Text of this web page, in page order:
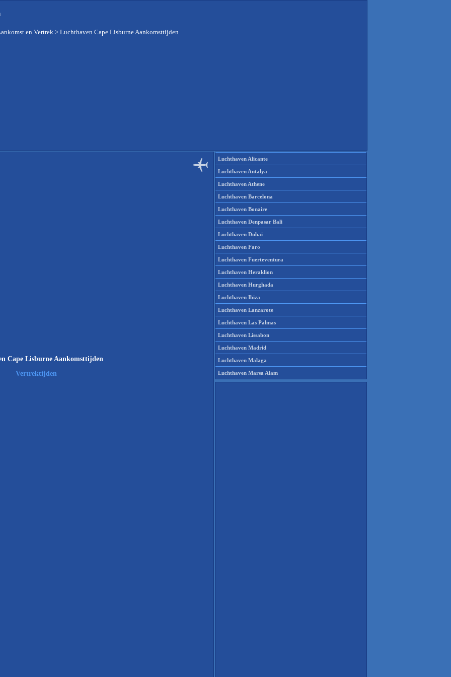
en Vertrek > Luchthaven Cape Lisburne Aankomsttijden
Cape Lisburne Aankomsttijden
Vertrektijden
Luchthaven Alicante
Luchthaven Antalya
Luchthaven Athene
Luchthaven Barcelona
Luchthaven Bonaire
Luchthaven Denpasar Bali
Luchthaven Dubai
Luchthaven Faro
Luchthaven Fuerteventura
Luchthaven Heraklion
Luchthaven Hurghada
Luchthaven Ibiza
Luchthaven Lanzarote
Luchthaven Las Palmas
Luchthaven Lissabon
Luchthaven Madrid
Luchthaven Malaga
Luchthaven Marsa Alam